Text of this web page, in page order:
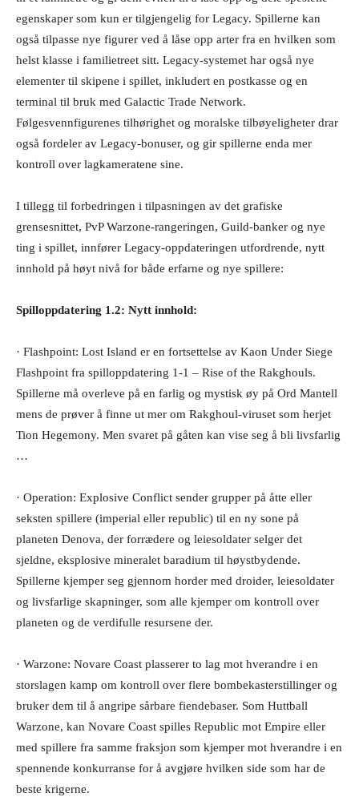
egenskaper som kun er tilgjengelig for Legacy. Spillerne kan
også tilpasse nye figurer ved å låse opp arter fra en hvilken som
helst klasse i familietreet sitt. Legacy-systemet har også nye
elementer til skipene i spillet, inkludert en postkasse og en
terminal til bruk med Galactic Trade Network.
Følgesvennfigurenes tilhørighet og moralske tilbøyeligheter drar
også fordeler av Legacy-bonuser, og gir spillerne enda mer
kontroll over lagkameratene sine.
I tillegg til forbedringen i tilpasningen av det grafiske
grensesnittet, PvP Warzone-rangeringen, Guild-banker og nye
ting i spillet, innfører Legacy-oppdateringen utfordrende, nytt
innhold på høyt nivå for både erfarne og nye spillere:
Spilloppdatering 1.2: Nytt innhold:
· Flashpoint: Lost Island er en fortsettelse av Kaon Under Siege
Flashpoint fra spilloppdatering 1-1 – Rise of the Rakghouls.
Spillerne må overleve på en farlig og mystisk øy på Ord Mantell
mens de prøver å finne ut mer om Rakghoul-viruset som herjet
Tion Hegemony. Men svaret på gåten kan vise seg å bli livsfarlig
…
· Operation: Explosive Conflict sender grupper på åtte eller
seksten spillere (imperial eller republic) til en ny sone på
planeten Denova, der forrædere og leiesoldater selger det
sjeldne, eksplosive mineralet baradium til høystbydende.
Spillerne kjemper seg gjennom horder med droider, leiesoldater
og livsfarlige skapninger, som alle kjemper om kontroll over
planeten og de verdifulle resursene der.
· Warzone: Novare Coast plasserer to lag mot hverandre i en
storslagen kamp om kontroll over flere bombekasterstillinger og
bruker dem til å angripe sårbare fiendebaser. Som Huttball
Warzone, kan Novare Coast spilles Republic mot Empire eller
med spillere fra samme fraksjon som kjemper mot hverandre i en
spennende konkurranse for å avgjøre hvilken side som har de
beste krigerne.